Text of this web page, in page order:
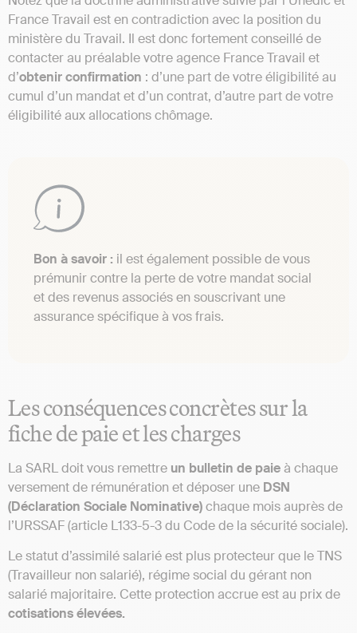
France Travail est en contradiction avec la position du
ministère du Travail. Il est donc fortement conseillé de
contacter au préalable votre agence France Travail et
d’obtenir confirmation : d’une part de votre éligibilité au
cumul d’un mandat et d’un contrat, d’autre part de votre
éligibilité aux allocations chômage.
Bon à savoir : il est également possible de vous
prémunir contre la perte de votre mandat social
et des revenus associés en souscrivant une
assurance spécifique à vos frais.
Les conséquences concrètes sur la
fiche de paie et les charges
La SARL doit vous remettre un bulletin de paieà chaque
versement de rémunération et déposer une DSN
(Déclaration Sociale Nominative)chaque mois auprès de
l’URSSAF (article L133-5-3 du Code de la sécurité sociale).
Le statut d’assimilé salarié est plus protecteur que le TNS
(Travailleur non salarié), régime social du gérant non
salarié majoritaire. Cette protection accrue est au prix de
cotisations élevées.